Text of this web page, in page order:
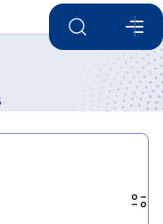
Suche öffnen